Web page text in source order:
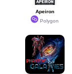
Apeiron
Polygon